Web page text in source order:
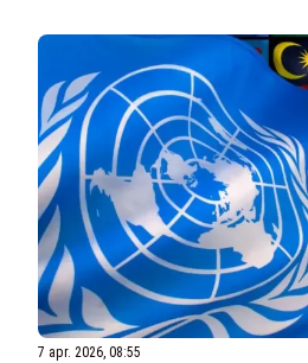
7 apr. 2026, 08:55